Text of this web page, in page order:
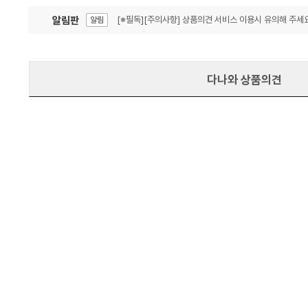
알림판 알림 [※필독][주의사항] 상품의견 서비스 이용시 유의해 주세
다나와 상품의견